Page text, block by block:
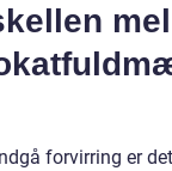
forvirring er